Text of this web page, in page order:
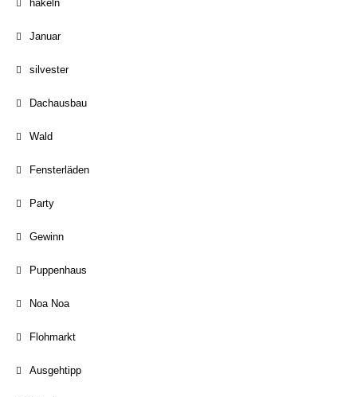
häkeln
Januar
silvester
Dachausbau
Wald
Fensterläden
Party
Gewinn
Puppenhaus
Noa Noa
Flohmarkt
Ausgehtipp